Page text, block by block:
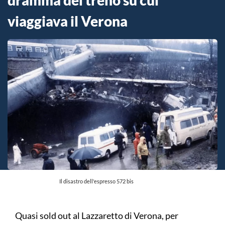
viaggiava il Verona
Il disastro dell'espresso 572 bis
Quasi sold out al Lazzaretto di Verona, per